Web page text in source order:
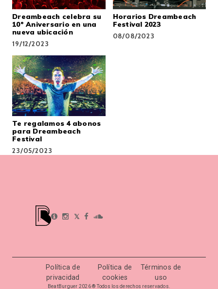
Dreambeach celebra su
10º Aniversario en una
nueva ubicación
19/12/2023
Horarios Dreambeach
Festival 2023
08/08/2023
Te regalamos 4 abonos
para Dreambeach
Festival
23/05/2023
𝕏
Política de
privacidad
Política de
cookies
Términos de
uso
BeatBurguer 2026 ® Todos los derechos reservados.